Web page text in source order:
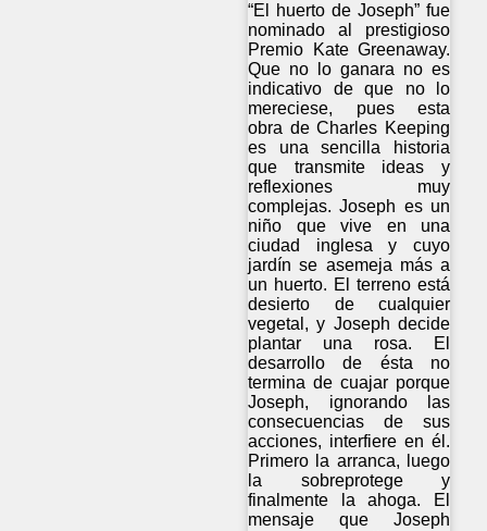
“El huerto de Joseph” fue
nominado al prestigioso
Premio Kate Greenaway.
Que no lo ganara no es
indicativo de que no lo
mereciese, pues esta
obra de Charles Keeping
es una sencilla historia
que transmite ideas y
reflexiones muy
complejas. Joseph es un
niño que vive en una
ciudad inglesa y cuyo
jardín se asemeja más a
un huerto. El terreno está
desierto de cualquier
vegetal, y Joseph decide
plantar una rosa. El
desarrollo de ésta no
termina de cuajar porque
Joseph, ignorando las
consecuencias de sus
acciones, interfiere en él.
Primero la arranca, luego
la sobreprotege y
finalmente la ahoga. El
mensaje que Joseph